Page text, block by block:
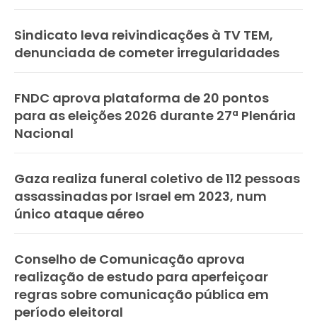
Sindicato leva reivindicações à TV TEM,
denunciada de cometer irregularidades
FNDC aprova plataforma de 20 pontos
para as eleições 2026 durante 27ª Plenária
Nacional
Gaza realiza funeral coletivo de 112 pessoas
assassinadas por Israel em 2023, num
único ataque aéreo
Conselho de Comunicação aprova
realização de estudo para aperfeiçoar
regras sobre comunicação pública em
período eleitoral